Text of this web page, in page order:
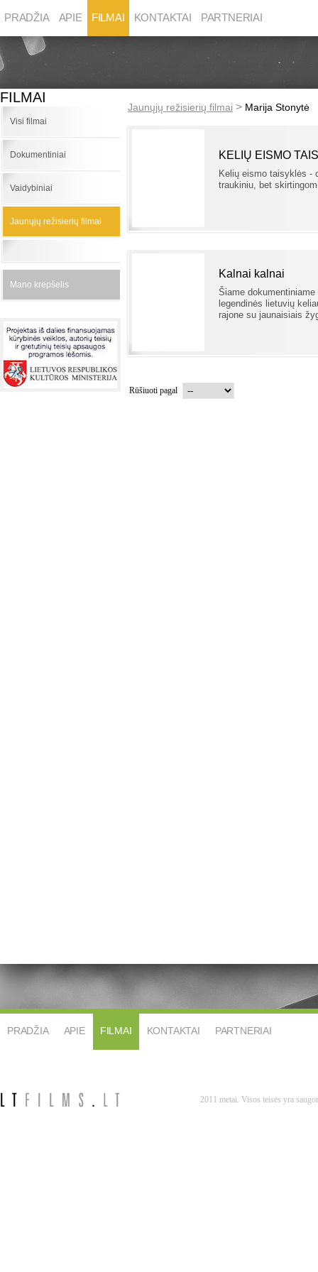
PRADŽIA APIE FILMAI KONTAKTAI PARTNERIAI
FILMAI
Visi filmai
Dokumentiniai
Vaidybiniai
Jaunųjų režisierių filmai
Mano krepšelis
Jaunųjų režisierių filmai > Marija Stonytė
KELIŲ EISMO
Kelių eismo taisyklės -
traukiniu, bet
Kalnai kalnai
Šiame
legendinės lietuvių
rajone su jaunaisiais
Rūšiuoti pagal
PRADŽIA APIE FILMAI KONTAKTAI PARTNERIAI
2011 metai. Visos teisės yra